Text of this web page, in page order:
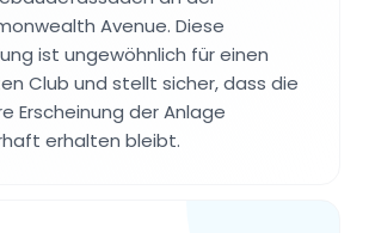
Avenue. Diese
ist ungewöhnlich für einen
Club und stellt sicher, dass die
Erscheinung der Anlage
erhalten bleibt.